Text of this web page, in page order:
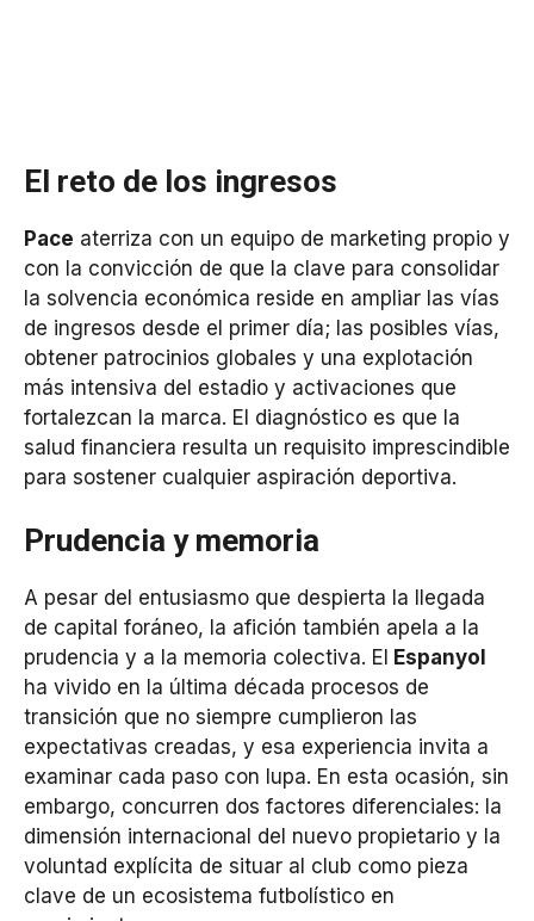
El reto de los ingresos
Pace aterriza con un equipo de marketing propio y
con la convicción de que la clave para consolidar
la solvencia económica reside en ampliar las vías
de ingresos desde el primer día; las posibles vías,
obtener patrocinios globales y una explotación
más intensiva del estadio y activaciones que
fortalezcan la marca. El diagnóstico es que la
salud financiera resulta un requisito imprescindible
para sostener cualquier aspiración deportiva.
Prudencia y memoria
A pesar del entusiasmo que despierta la llegada
de capital foráneo, la afición también apela a la
prudencia y a la memoria colectiva. El Espanyol
ha vivido en la última década procesos de
transición que no siempre cumplieron las
expectativas creadas, y esa experiencia invita a
examinar cada paso con lupa. En esta ocasión, sin
embargo, concurren dos factores diferenciales: la
dimensión internacional del nuevo propietario y la
voluntad explícita de situar al club como pieza
clave de un ecosistema futbolístico en